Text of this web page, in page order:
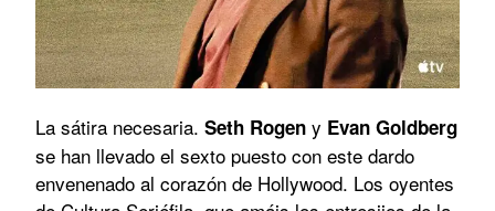
La sátira necesaria. Seth Rogen y Evan Goldberg
se han llevado el sexto puesto con este dardo
envenenado al corazón de Hollywood. Los oyentes